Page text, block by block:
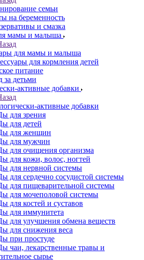
семьи
на беременность
и смазка
мамы и малыша
для мамы и малыша
для кормления детей
питание
за детьми
активные добавки
активные добавки
для зрения
для детей
для женщин
для мужчин
для очищения организма
для кожи, волос, ногтей
для нервной системы
для сердечно сосудистой системы
для пищеварительной системы
для мочеполовой системы
для костей и суставов
для иммунитета
для улучшения обмена веществ
для снижения веса
при простуде
чаи, лекарственные травы и
сырье